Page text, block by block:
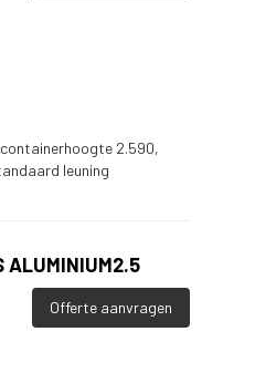
2.590,
leuning
ALUMINIUM2.5
Offerte aanvragen